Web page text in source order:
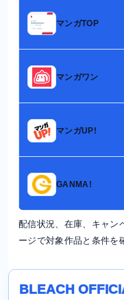
マンガTOP
マンガワン
マンガUP!
GANMA!
配信状況、在庫、キャン
ージで対象作品と条件を
BLEACH